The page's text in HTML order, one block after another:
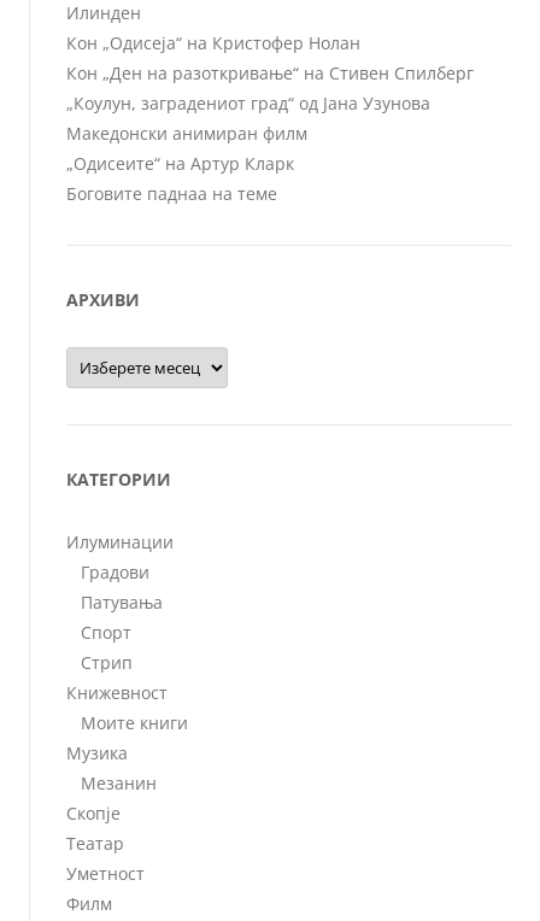
Илинден
Кон „Одисеја“ на Кристофер Нолан
Кон „Ден на разоткривање“ на Стивен Спилберг
„Коулун, заградениот град“ од Јана Узунова
Македонски анимиран филм
„Одисеите“ на Артур Кларк
Боговите паднаа на теме
АРХИВИ
Архиви
КАТЕГОРИИ
Илуминации
Градови
Патувања
Спорт
Стрип
Книжевност
Моите книги
Музика
Мезанин
Скопје
Театар
Уметност
Филм